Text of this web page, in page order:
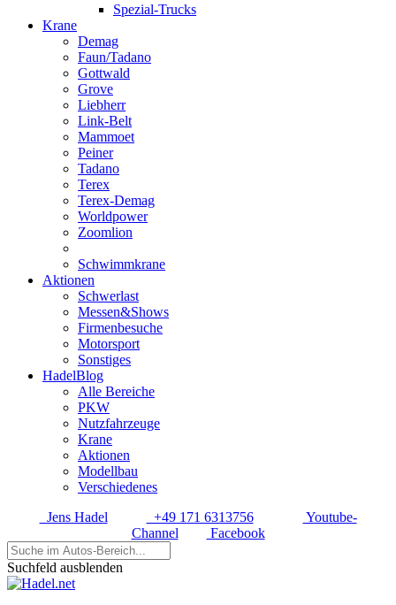
Spezial-Trucks
Krane
Demag
Faun/Tadano
Gottwald
Grove
Liebherr
Link-Belt
Mammoet
Peiner
Tadano
Terex
Terex-Demag
Worldpower
Zoomlion
Schwimmkrane
Aktionen
Schwerlast
Messen&Shows
Firmenbesuche
Motorsport
Sonstiges
HadelBlog
Alle Bereiche
PKW
Nutzfahrzeuge
Krane
Aktionen
Modellbau
Verschiedenes
Jens Hadel
+49 171 6313756
Youtube-
Channel
Facebook
Suchfeld ausblenden